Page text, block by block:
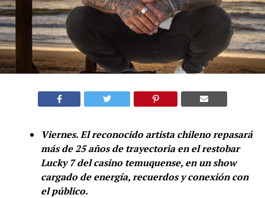
Viernes. El reconocido artista chileno repasará
más de 25 años de trayectoria en el restobar
Lucky 7 del casino temuquense, en un show
cargado de energía, recuerdos y conexión con
el público.